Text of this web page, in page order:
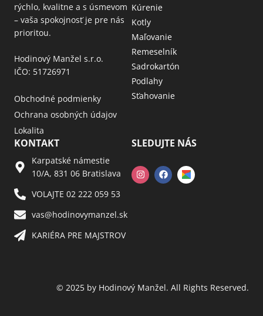
rýchlo, kvalitne a s úsmevom
– vaša spokojnosť je pre nás
prioritou.
Hodinový Manžel s.r.o.
IČO: 51726971
Obchodné podmienky
Ochrana osobných údajov
Lokalita
Kúrenie
Kotly
Maľovanie
Remeselník
Sadrokartón
Podlahy
Sťahovanie
KONTAKT
Karpatské námestie
10/A, 831 06 Bratislava
VOLAJTE 02 222 059 53​
vas@hodinovymanzel.sk​
KARIÉRA PRE MAJSTROV​
SLEDUJTE NÁS
© 2025 by Hodinový Manžel. All Rights Reserved.